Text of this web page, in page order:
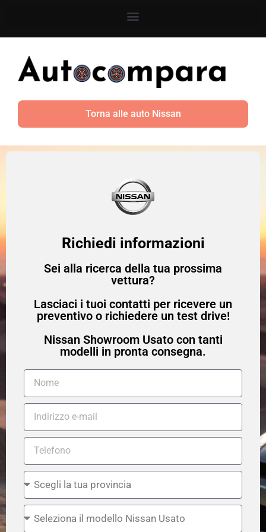
Torna alle auto Nissan
Richiedi informazioni
Sei alla ricerca della tua prossima
vettura?
Lasciaci i tuoi contatti per ricevere un
preventivo o richiedere un test drive!
Nissan Showroom Usato con tanti
modelli in pronta consegna.